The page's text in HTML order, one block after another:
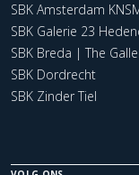
SBK Amsterdam
SBK Galerie 23
SBK Breda | The
SBK Dordrecht
SBK Zinder Tiel